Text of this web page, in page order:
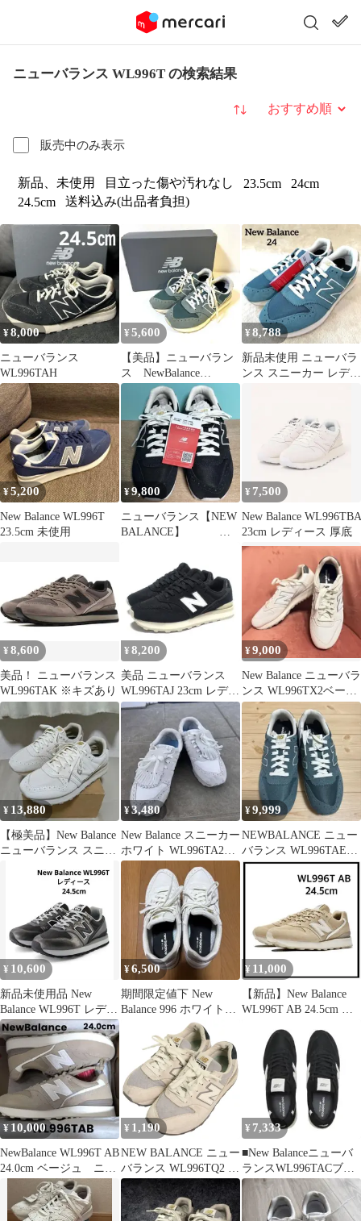
ニューバランス WL996T の検索結果
販売中のみ表示
並び替え
新品、未使用 目立った傷や汚れなし 23.5cm
24cm
24.5cm
送料込み(出品者負担)
¥8,000
ニューバランス
WL996TAH
¥ 5,600
【美品】ニューバラン
ス NewBalance
WL996T GREEN(AE)
¥8,788
新品未使用 ニューバラ
ンス スニーカー レディ
¥5,200
New Balance WL996T
23.5cm 未使用
¥9,800
ニューバランス【NEW
BALANCE】
¥ 7,500
New Balance WL996TBA
23cm レディース 厚底
¥8,600
美品！ ニューバランス
WL996TAK ※キズあり
¥ 8,200
美品 ニューバランス
WL996TAJ 23cm レディ
ーススニーカー ブラッ
¥9,000
New Balance ニューバラ
ンス WL996TX2ベージ
ュ&ホワイト
¥ 13,880
【極美品】New Balance
ニューバランス スニー
¥3,480
New Balance スニーカー
ホワイト WL996TA2
26cm
¥9,999
NEWBALANCE ニュー
バランス WL996TAE
GREEN グリーン
¥ 10,600
新品未使用品 New
Balance WL996T レディ
ース 24.5cm
¥6,500
期間限定値下 New
Balance 996 ホワイト
¥ 11,000
【新品】New Balance
WL996T AB 24.5cm ベ
¥ 10,000
NewBalance WL996T AB
24.0cm ベージュ ニュ
ーバランス
¥ 1,190
NEW BALANCE ニュー
バランス WL996TQ2 通
年★ スニーカー ローカ
ット 996 NB996
Sz.23cm レディース
¥ 7,333
■New Balanceニューバ
ランスWL996TACブラ
ック24.5